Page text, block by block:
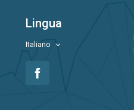
Lingua
Italiano